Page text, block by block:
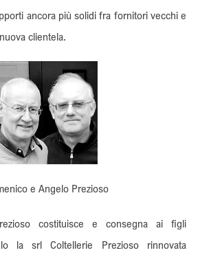
ancora più solidi fra fornitori vecchi e
clientela.
e Angelo Prezioso
costituisce e consegna ai figli
la srl Coltellerie Prezioso rinnovata